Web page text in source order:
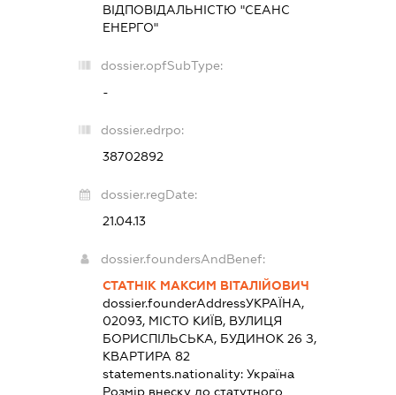
ВІДПОВІДАЛЬНІСТЮ "СЕАНС
ЕНЕРГО"
dossier.opfSubType:
-
dossier.edrpo:
38702892
dossier.regDate:
21.04.13
dossier.foundersAndBenef:
СТАТНІК МАКСИМ ВІТАЛІЙОВИЧ
dossier.founderAddressУКРАЇНА,
02093, МІСТО КИЇВ, ВУЛИЦЯ
БОРИСПІЛЬСЬКА, БУДИНОК 26 З,
КВАРТИРА 82
statements.nationality: Україна
Розмір внеску до статутного